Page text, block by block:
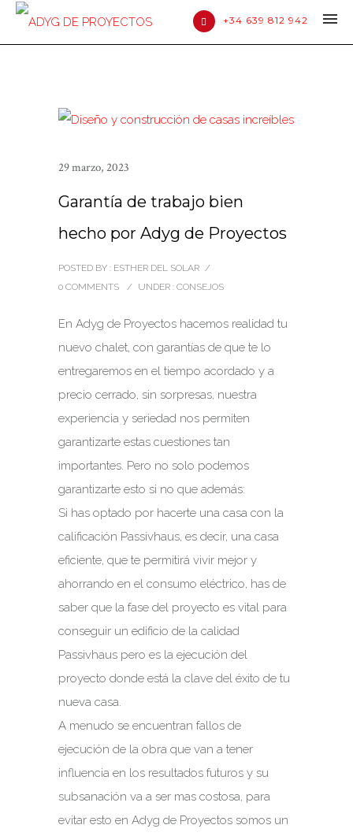
+34 639 812 942
29 marzo, 2023
Garantía de trabajo bien
hecho por Adyg de Proyectos
POSTED BY : ESTHER DEL SOLAR /
0 COMMENTS
/ UNDER : CONSEJOS
En Adyg de Proyectos hacemos realidad tu
nuevo chalet, con garantías de que te lo
entregaremos en el tiempo acordado y a
precio cerrado, sin sorpresas, nuestra
experiencia y seriedad nos permiten
garantizarte estas cuestiones tan
importantes. Pero no solo podemos
garantizarte esto si no que además:
Si has optado por hacerte una casa con la
calificación Passivhaus, es decir, una casa
eficiente, que te permitirá vivir mejor y
ahorrando en el consumo eléctrico, has de
saber que la fase del proyecto es vital para
conseguir un edificio de la calidad
Passivhaus pero es la ejecución del
proyecto donde está la clave del éxito de tu
nueva casa.
A menudo se encuentran fallos de
ejecución de la obra que van a tener
influencia en los resultados futuros y su
subsanación va a ser mas costosa, para
evitar esto en Adyg de Proyectos somos un